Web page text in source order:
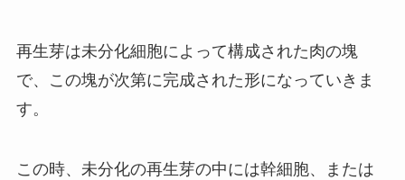
再生芽は未分化細胞によって構成された肉の塊
で、この塊が次第に完成された形になっていきま
す。
この時、未分化の再生芽の中には幹細胞、または